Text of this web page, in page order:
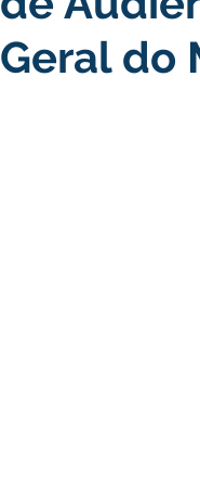
Geral do